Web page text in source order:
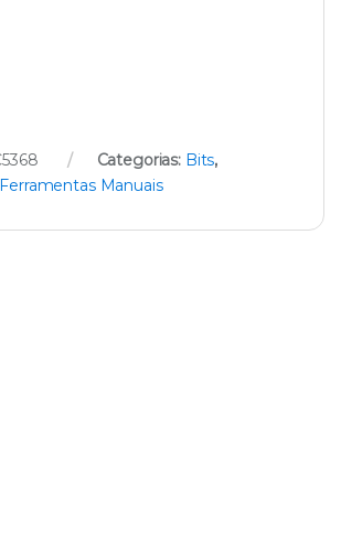
Categorias: Bits,
Ferramentas Manuais